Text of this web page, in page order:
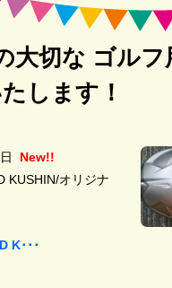
大切な ゴルフ
します！
New!!
KUSHIN/オリジナ
K･･･